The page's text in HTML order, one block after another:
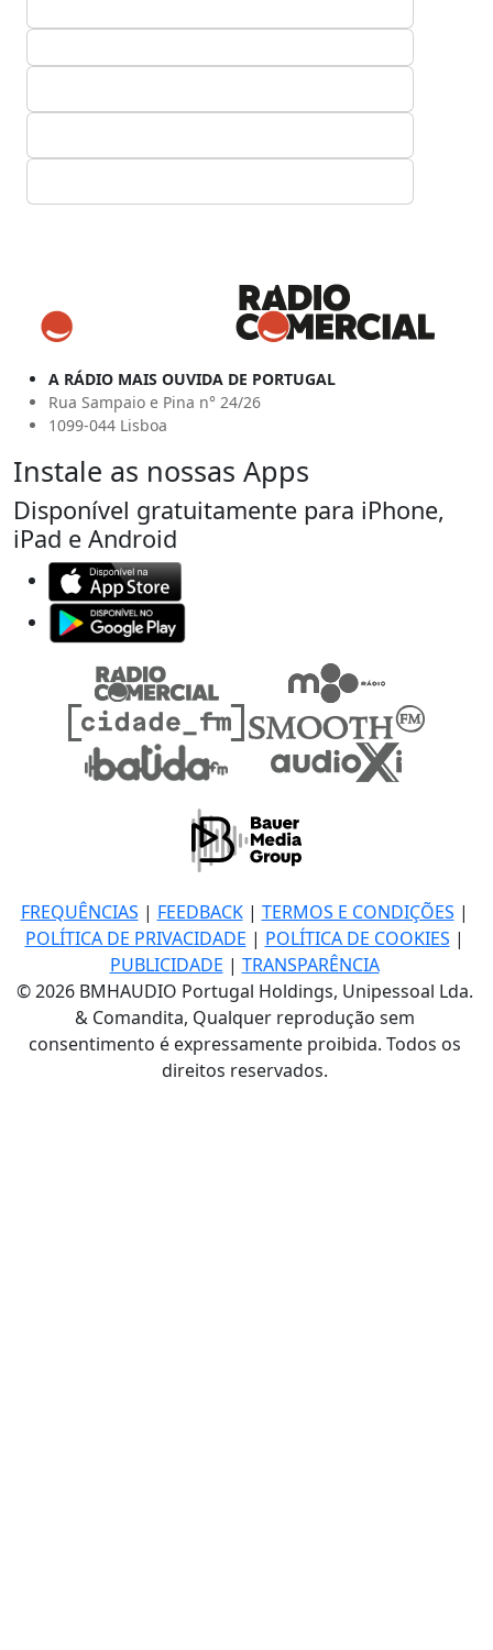
A RÁDIO MAIS OUVIDA DE PORTUGAL
Rua Sampaio e Pina n° 24/26
1099-044 Lisboa
Instale as nossas Apps
Disponível gratuitamente para iPhone,
iPad e Android
FREQUÊNCIAS | FEEDBACK| TERMOS E CONDIÇÕES |
POLÍTICA DE PRIVACIDADE | POLÍTICA DE COOKIES |
PUBLICIDADE | TRANSPARÊNCIA
© 2026 BMHAUDIO Portugal Holdings, Unipessoal Lda.
& Comandita, Qualquer reprodução sem
consentimento é expressamente proibida. Todos os
direitos reservados.